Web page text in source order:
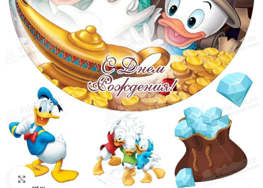
Нажмите, чтобы увеличить изображение